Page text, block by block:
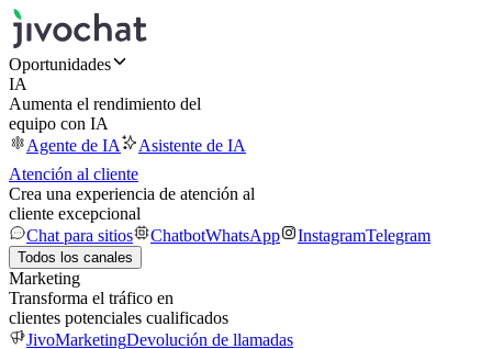
Oportunidades
IA
Aumenta el rendimiento del
equipo con IA
Agente de IA
Asistente de IA
Atención al cliente
Crea una experiencia de atención al
cliente excepcional
Chat para sitios
ChatbotWhatsApp InstagramTelegram
Todos los canales
Marketing
Transforma el tráfico en
clientes potenciales cualificados
JivoMarketingDevolución de llamadas